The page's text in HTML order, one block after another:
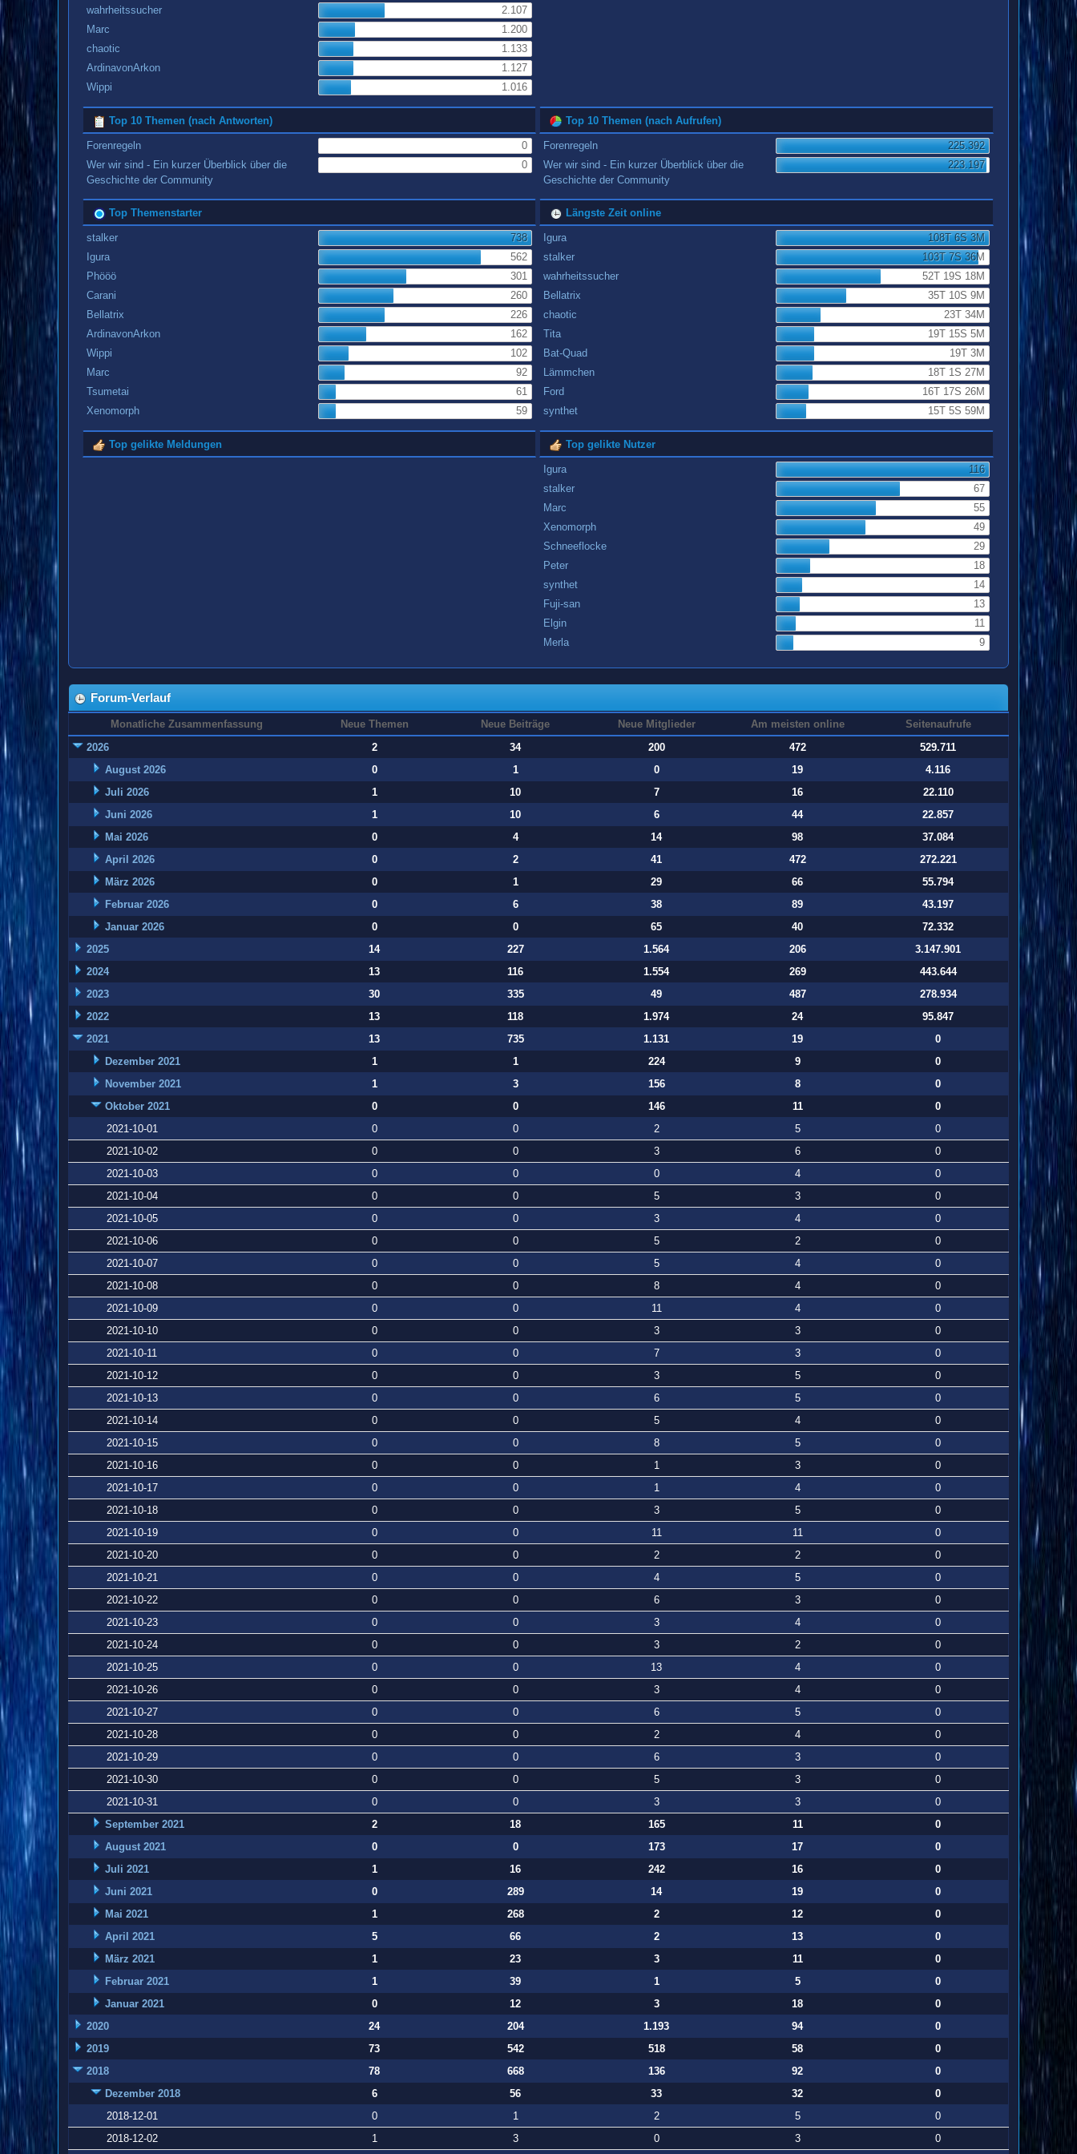
wahrheitssucher
2.107
Marc
1.200
chaotic
1.133
ArdinavonArkon
1.127
Wippi
1.016
Top 10 Themen (nach Antworten)
Forenregeln
0
Wer wir sind - Ein kurzer Überblick über die
Geschichte der Community
0
Top 10 Themen (nach Aufrufen)
Forenregeln
225.392
Wer wir sind - Ein kurzer Überblick über die
Geschichte der Community
223.197
Top Themenstarter
stalker
738
Igura
562
Phööö
301
Carani
260
Bellatrix
226
ArdinavonArkon
162
Wippi
102
Marc
92
Tsumetai
61
Xenomorph
59
Längste Zeit online
Igura
108T 6S 3M
stalker
103T 7S 36M
wahrheitssucher
52T 19S 18M
Bellatrix
35T 10S 9M
chaotic
23T 34M
Tita
19T 15S 5M
Bat-Quad
19T 3M
Lämmchen
18T 1S 27M
Ford
16T 17S 26M
synthet
15T 5S 59M
Top gelikte Meldungen Top gelikte Nutzer
Igura
116
stalker
67
Marc
55
Xenomorph
49
Schneeflocke
29
Peter
18
synthet
14
Fuji-san
13
Elgin
11
Merla
9
Forum-Verlauf
Monatliche Zusammenfassung Neue Themen Neue Beiträge Neue Mitglieder Am meisten online
Seitenaufrufe
2026
2 34 200 472
529.711
August 2026
0 1 0 19
4.116
Juli 2026
1 10 7 16
22.110
Juni 2026
1 10 6 44
22.857
Mai 2026
0 4 14 98
37.084
April 2026
0 2 41 472
272.221
März 2026
0 1 29 66
55.794
Februar 2026
0 6 38 89
43.197
Januar 2026
0 0 65 40
72.332
2025
14 227 1.564 206
3.147.901
2024
13 116 1.554 269
443.644
2023
30 335 49 487
278.934
2022
13 118 1.974 24
95.847
2021
13 735 1.131 19
0
Dezember 2021
1 1 224 9
0
November 2021
1 3 156 8
0
Oktober 2021
0 0 146 11
0
2021-10-01
0 0 2 5
0
2021-10-02
0 0 3 6
0
2021-10-03
0 0 0 4
0
2021-10-04
0 0 5 3
0
2021-10-05
0 0 3 4
0
2021-10-06
0 0 5 2
0
2021-10-07
0 0 5 4
0
2021-10-08
0 0 8 4
0
2021-10-09
0 0 11 4
0
2021-10-10
0 0 3 3
0
2021-10-11
0 0 7 3
0
2021-10-12
0 0 3 5
0
2021-10-13
0 0 6 5
0
2021-10-14
0 0 5 4
0
2021-10-15
0 0 8 5
0
2021-10-16
0 0 1 3
0
2021-10-17
0 0 1 4
0
2021-10-18
0 0 3 5
0
2021-10-19
0 0 11 11
0
2021-10-20
0 0 2 2
0
2021-10-21
0 0 4 5
0
2021-10-22
0 0 6 3
0
2021-10-23
0 0 3 4
0
2021-10-24
0 0 3 2
0
2021-10-25
0 0 13 4
0
2021-10-26
0 0 3 4
0
2021-10-27
0 0 6 5
0
2021-10-28
0 0 2 4
0
2021-10-29
0 0 6 3
0
2021-10-30
0 0 5 3
0
2021-10-31
0 0 3 3
0
September 2021
2 18 165 11
0
August 2021
0 0 173 17
0
Juli 2021
1 16 242 16
0
Juni 2021
0 289 14 19
0
Mai 2021
1 268 2 12
0
April 2021
5 66 2 13
0
März 2021
1 23 3 11
0
Februar 2021
1 39 1 5
0
Januar 2021
0 12 3 18
0
2020
24 204 1.193 94
0
2019
73 542 518 58
0
2018
78 668 136 92
0
Dezember 2018
6 56 33 32
0
2018-12-01
0 1 2 5
0
2018-12-02
1 3 0 3 0